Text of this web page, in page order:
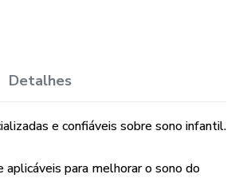
diferentes idades e necessidades do
as dificuldades que podem
de forma tranquila e confiante.
do Bebê, você terá acesso a
Detalhes
e confiáveis sobre sono infantil.
aplicáveis para melhorar o sono do